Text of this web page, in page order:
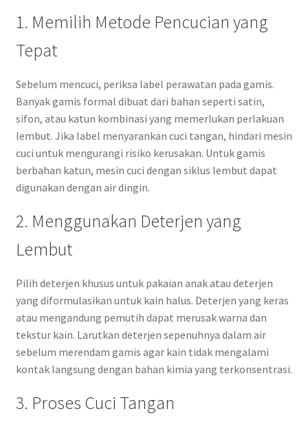
1. Memilih Metode Pencucian yang
Tepat
Sebelum mencuci, periksa label perawatan pada gamis.
Banyak gamis formal dibuat dari bahan seperti satin,
sifon, atau katun kombinasi yang memerlukan perlakuan
lembut. Jika label menyarankan cuci tangan, hindari mesin
cuci untuk mengurangi risiko kerusakan. Untuk gamis
berbahan katun, mesin cuci dengan siklus lembut dapat
digunakan dengan air dingin.
2. Menggunakan Deterjen yang
Lembut
Pilih deterjen khusus untuk pakaian anak atau deterjen
yang diformulasikan untuk kain halus. Deterjen yang keras
atau mengandung pemutih dapat merusak warna dan
tekstur kain. Larutkan deterjen sepenuhnya dalam air
sebelum merendam gamis agar kain tidak mengalami
kontak langsung dengan bahan kimia yang terkonsentrasi.
3. Proses Cuci Tangan